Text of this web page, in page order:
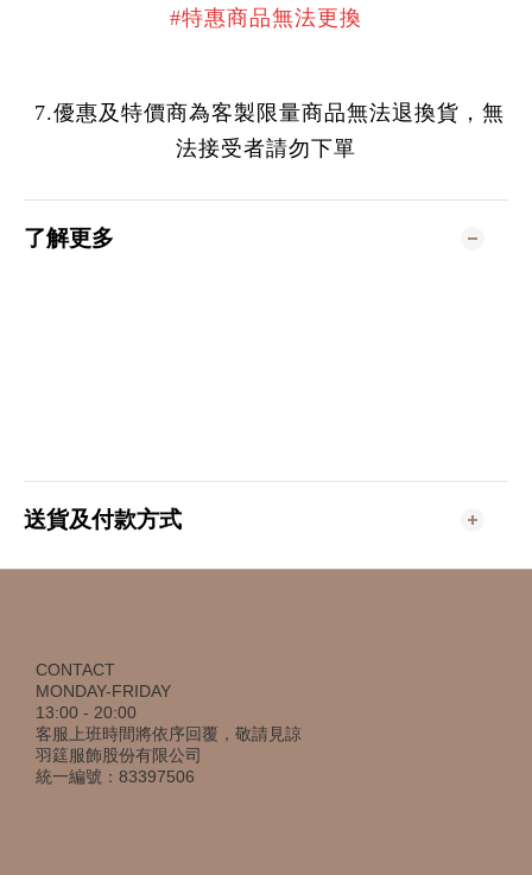
#特惠商品無法更換
7.優惠及特價商為客製限量商品無法退換貨，無
法接受者請勿下單
了解更多
送貨及付款方式
CONTACT
MONDAY-FRIDAY
13:00 - 20:00
客服上班時間將依序回覆，敬請見諒
羽筳服飾股份有限公司
統一編號：83397506